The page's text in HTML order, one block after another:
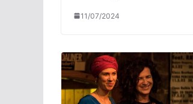
11/07/2024